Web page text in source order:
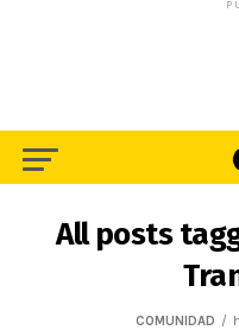
All posts
COMUNIDAD